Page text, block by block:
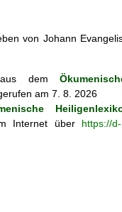
von Johann
aus dem
am 7. 8. 2026
Internet über https://